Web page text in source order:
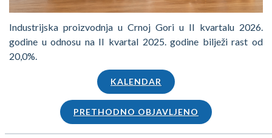
Industrijska proizvodnja u Crnoj Gori u II kvartalu 2026.
godine u odnosu na II kvartal 2025. godine bilježi rast od
20,0%.
KALENDAR
PRETHODNO OBJAVLJENO